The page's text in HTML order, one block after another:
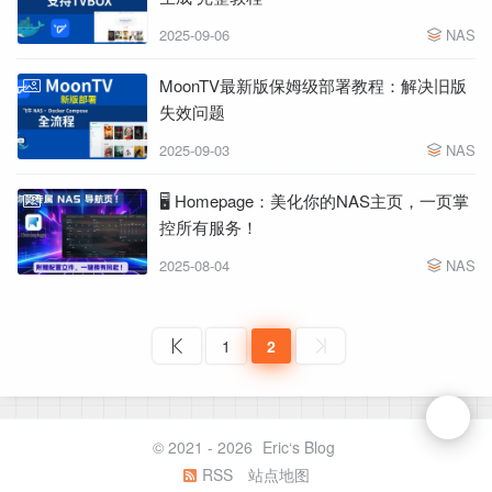
2025-09-06 NAS
MoonTV最新版保姆级部署教程：解决旧版
失效问题
2025-09-03 NAS
🖥️ Homepage：美化你的NAS主页，一页掌
控所有服务！
2025-08-04 NAS
1 2
© 2021 - 2026 Eric‘s Blog
RSS
站点地图